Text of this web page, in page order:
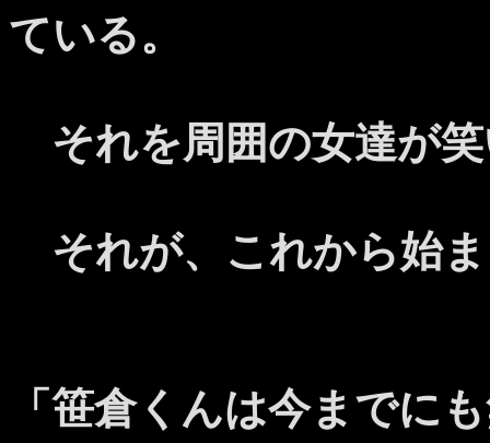
ている。
それを周囲の女達が
それが、これから始
「笹倉くんは今までに